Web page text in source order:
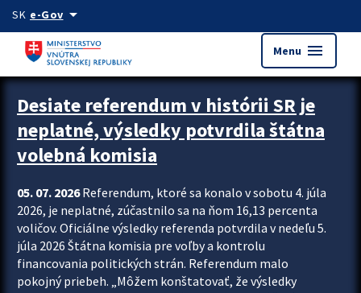
Preskocit na hlavný obsah
SK e-Govarrow_drop_down
Menu menu
Zastavit automatický posun upútavok
Desiate referendum v histórii SR je
neplatné, výsledky potvrdila štátna
volebná komisia
05. 07. 2026Referendum, ktoré sa konalo v sobotu 4. júla
2026, je neplatné, zúčastnilo sa na ňom 16,13 percenta
voličov. Oficiálne výsledky referenda potvrdila v nedeľu 5.
júla 2026 Štátna komisia pre voľby a kontrolu
financovania politických strán. Referendum malo
pokojný priebeh. „Môžem konštatovať, že výsledky